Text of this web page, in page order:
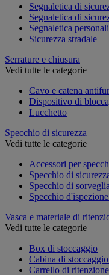
Segnaletica di
Segnaletica di
Segnaletica
Sicurezza stradale
Serrature e chiusura
Vedi tutte le categorie
Cavo e catena
Dispositivo di
Lucchetto
Specchio di sicurezza
Vedi tutte le categorie
Accessori per
Specchio di
Specchio di
Specchio
Vasca e materiale di
Vedi tutte le categorie
Box di stoccaggio
Cabina di
Carrello di ritenzione